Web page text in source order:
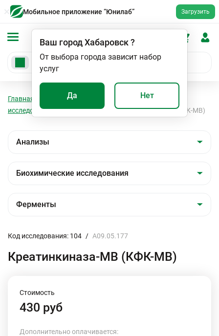
Мобильное приложение “Юнилаб” Загрузить
Ваш городХабаровск?
От выбора города зависит набор
услуг
Да Нет
Главная Анализы
Биохимические
исследования
Ферменты Креатинкиназа-МВ (КФК-МВ)
Код исследования: 104 / A09.05.177
Креатинкиназа-МВ (КФК-МВ)
Стоимость
430 руб
Дополнительно оплачивается: